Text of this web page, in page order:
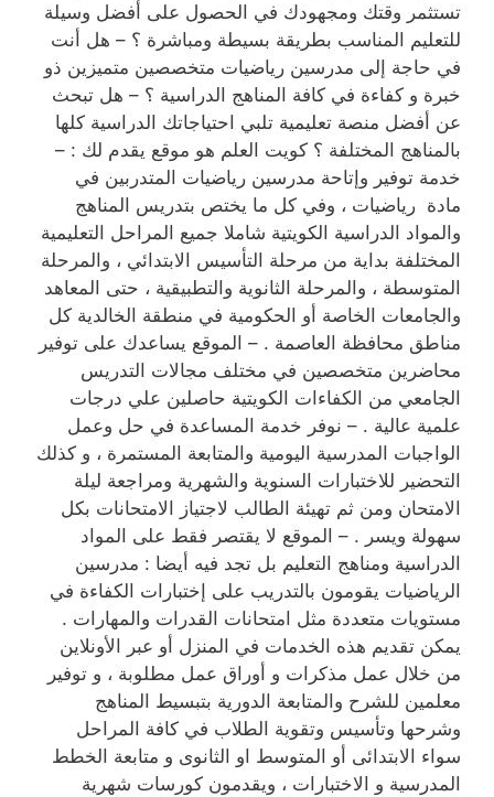
تستثمر وقتك ومجهودك في الحصول على أفضل وسيلة
للتعليم المناسب بطريقة بسيطة ومباشرة ؟ – هل أنت
في حاجة إلى مدرسين رياضيات متخصصين متميزين ذو
خبرة و كفاءة في كافة المناهج الدراسية ؟ – هل تبحث
عن أفضل منصة تعليمية تلبي احتياجاتك الدراسية كلها
بالمناهج المختلفة ؟ كويت العلم هو موقع يقدم لك : –
خدمة توفير وإتاحة مدرسين رياضيات المتدربين في
مادة رياضيات ، وفي كل ما يختص بتدريس المناهج
والمواد الدراسية الكويتية شاملا جميع المراحل التعليمية
المختلفة بداية من مرحلة التأسيس الابتدائي ، والمرحلة
المتوسطة ، والمرحلة الثانوية والتطبيقية ، حتى المعاهد
والجامعات الخاصة أو الحكومية في منطقة الخالدية كل
مناطق محافظة العاصمة . – الموقع يساعدك على توفير
محاضرين متخصصين في مختلف مجالات التدريس
الجامعي من الكفاءات الكويتية حاصلين علي درجات
علمية عالية . – نوفر خدمة المساعدة في حل وعمل
الواجبات المدرسية اليومية والمتابعة المستمرة ، و كذلك
التحضير للاختبارات السنوية والشهرية ومراجعة ليلة
الامتحان ومن ثم تهيئة الطالب لاجتياز الامتحانات بكل
سهولة ويسر . – الموقع لا يقتصر فقط على المواد
الدراسية ومناهج التعليم بل تجد فيه أيضا : مدرسين
الرياضيات يقومون بالتدريب على إختبارات الكفاءة في
مستويات متعددة مثل امتحانات القدرات والمهارات .
يمكن تقديم هذه الخدمات في المنزل أو عبر الأونلاين
من خلال عمل مذكرات و أوراق عمل مطلوبة ، و توفير
معلمين للشرح والمتابعة الدورية بتبسيط المناهج
وشرحها وتأسيس وتقوية الطلاب في كافة المراحل
سواء الابتدائى أو المتوسط او الثانوى و متابعة الخطط
المدرسية و الاختبارات ، ويقدمون كورسات شهرية